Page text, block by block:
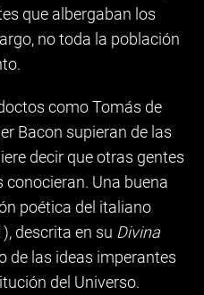
que albergaban los
no toda la población
como Tomás de
Bacon supieran de las
decir que otras gentes
conocieran. Una buena
poética del italiano
descrita en su Divina
de las ideas imperantes
del Universo.